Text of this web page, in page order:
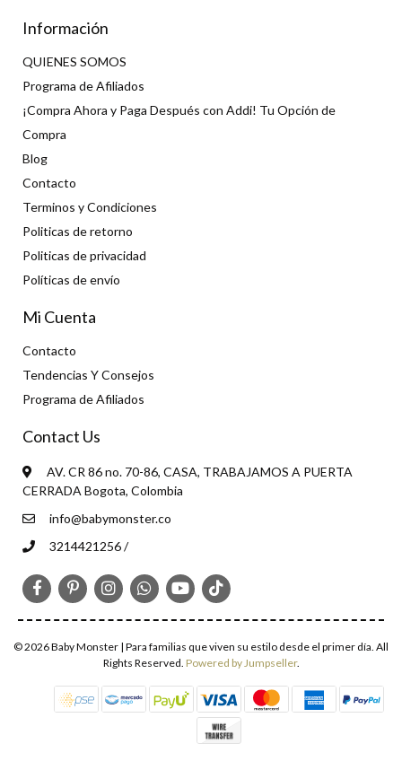
Información
QUIENES SOMOS
Programa de Afiliados
¡Compra Ahora y Paga Después con Addi! Tu Opción de
Compra
Blog
Contacto
Terminos y Condiciones
Politicas de retorno
Politicas de privacidad
Políticas de envío
Mi Cuenta
Contacto
Tendencias Y Consejos
Programa de Afiliados
Contact Us
AV. CR 86 no. 70-86, CASA, TRABAJAMOS A PUERTA
CERRADA Bogota, Colombia
info@babymonster.co
3214421256 /
© 2026 Baby Monster | Para familias que viven su estilo desde el primer día. All
Rights Reserved. Powered by Jumpseller.